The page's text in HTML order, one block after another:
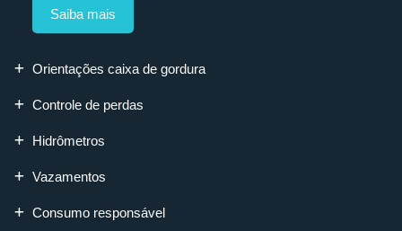
Saiba mais
Orientações caixa de gordura
Controle de perdas
Hidrômetros
Vazamentos
Consumo responsável